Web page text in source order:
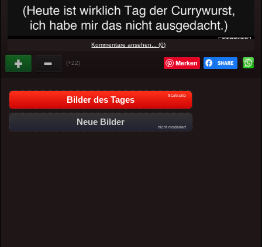
Kommentare ansehen... (0)
(+22) Merken
Bilder des Tages Startseite
Neue Bilder
nicht moderiert